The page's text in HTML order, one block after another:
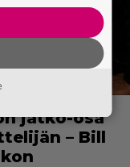
jatko-osa
– Bill